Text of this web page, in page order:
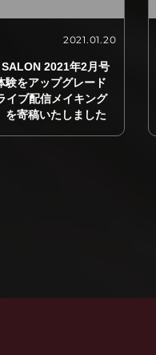
2021.01.20
2021年2月号
験をアップグレード
イブ配信メイキング
を寄稿いたしました